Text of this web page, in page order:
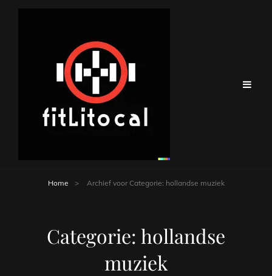
Home > Archief voor Categorie: hollandse muziek
Categorie: hollandse
muziek